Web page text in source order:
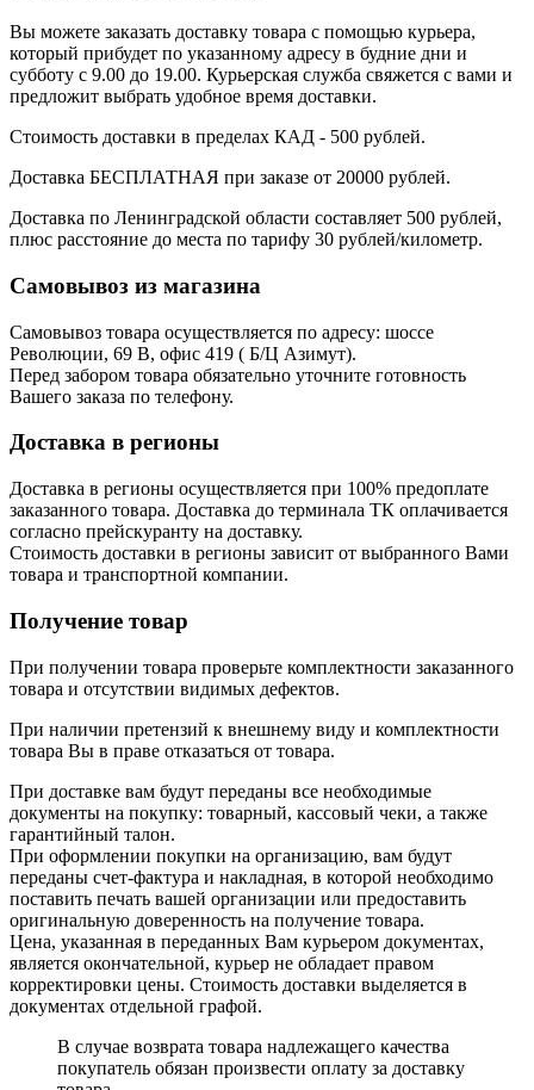
Вы можете заказать доставку товара с помощью курьера,
который прибудет по указанному адресу в будние дни и
субботу с 9.00 до 19.00. Курьерская служба свяжется с вами и
предложит выбрать удобное время доставки.
Стоимость доставки в пределах КАД - 500 рублей.
Доставка БЕСПЛАТНАЯ при заказе от 20000 рублей.
Доставка по Ленинградской области составляет 500 рублей,
плюс расстояние до места по тарифу 30 рублей/километр.
Самовывоз из магазина
Самовывоз товара осуществляется по адресу: шоссе
Революции, 69 В, офис 419 ( Б/Ц Азимут).
Перед забором товара обязательно уточните готовность
Вашего заказа по телефону.
Доставка в регионы
Доставка в регионы осуществляется при 100% предоплате
заказанного товара. Доставка до терминала ТК оплачивается
согласно прейскуранту на доставку.
Стоимость доставки в регионы зависит от выбранного Вами
товара и транспортной компании.
Получение товар
При получении товара проверьте комплектности заказанного
товара и отсутствии видимых дефектов.
При наличии претензий к внешнему виду и комплектности
товара Вы в праве отказаться от товара.
При доставке вам будут переданы все необходимые
документы на покупку: товарный, кассовый чеки, а также
гарантийный талон.
При оформлении покупки на организацию, вам будут
переданы счет-фактура и накладная, в которой необходимо
поставить печать вашей организации или предоставить
оригинальную доверенность на получение товара.
Цена, указанная в переданных Вам курьером документах,
является окончательной, курьер не обладает правом
корректировки цены. Стоимость доставки выделяется в
документах отдельной графой.
В случае возврата товара надлежащего качества
покупатель обязан произвести оплату за доставку